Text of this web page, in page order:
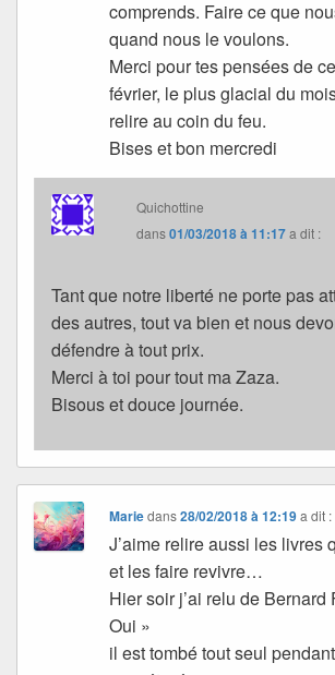
comprends. Faire ce que
quand nous le voulons.
Merci pour tes pensées de
février, le plus glacial du
relire au coin du feu.
Bises et bon mercredi
Quichottine
dans01/03/2018 à 11:17a dit :
Tant que notre liberté ne porte pas
des autres, tout va bien et nous
défendre à tout prix.
Merci à toi pour tout ma Zaza.
Bisous et douce journée.
Mariedans28/02/2018 à 12:19 a dit :
J’aime relire aussi les livres
et les faire revivre…
Hier soir j’ai relu de Bernard
Oui »
il est tombé tout seul